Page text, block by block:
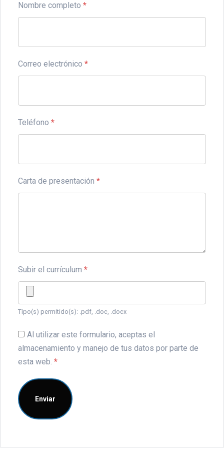
Nombre completo *
Correo electrónico *
Teléfono *
Carta de presentación *
Subir el currículum *
Tipo(s) permitido(s): .pdf, .doc, .docx
Al utilizar este formulario, aceptas el
almacenamiento y manejo de tus datos por parte de
esta web. *